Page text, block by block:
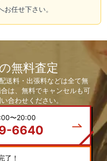
任せ下さい。
の無料査定
送料・出張料などは全て無
は、無料でキャンセルも可
合わせください。
〜20:00
6640
了！